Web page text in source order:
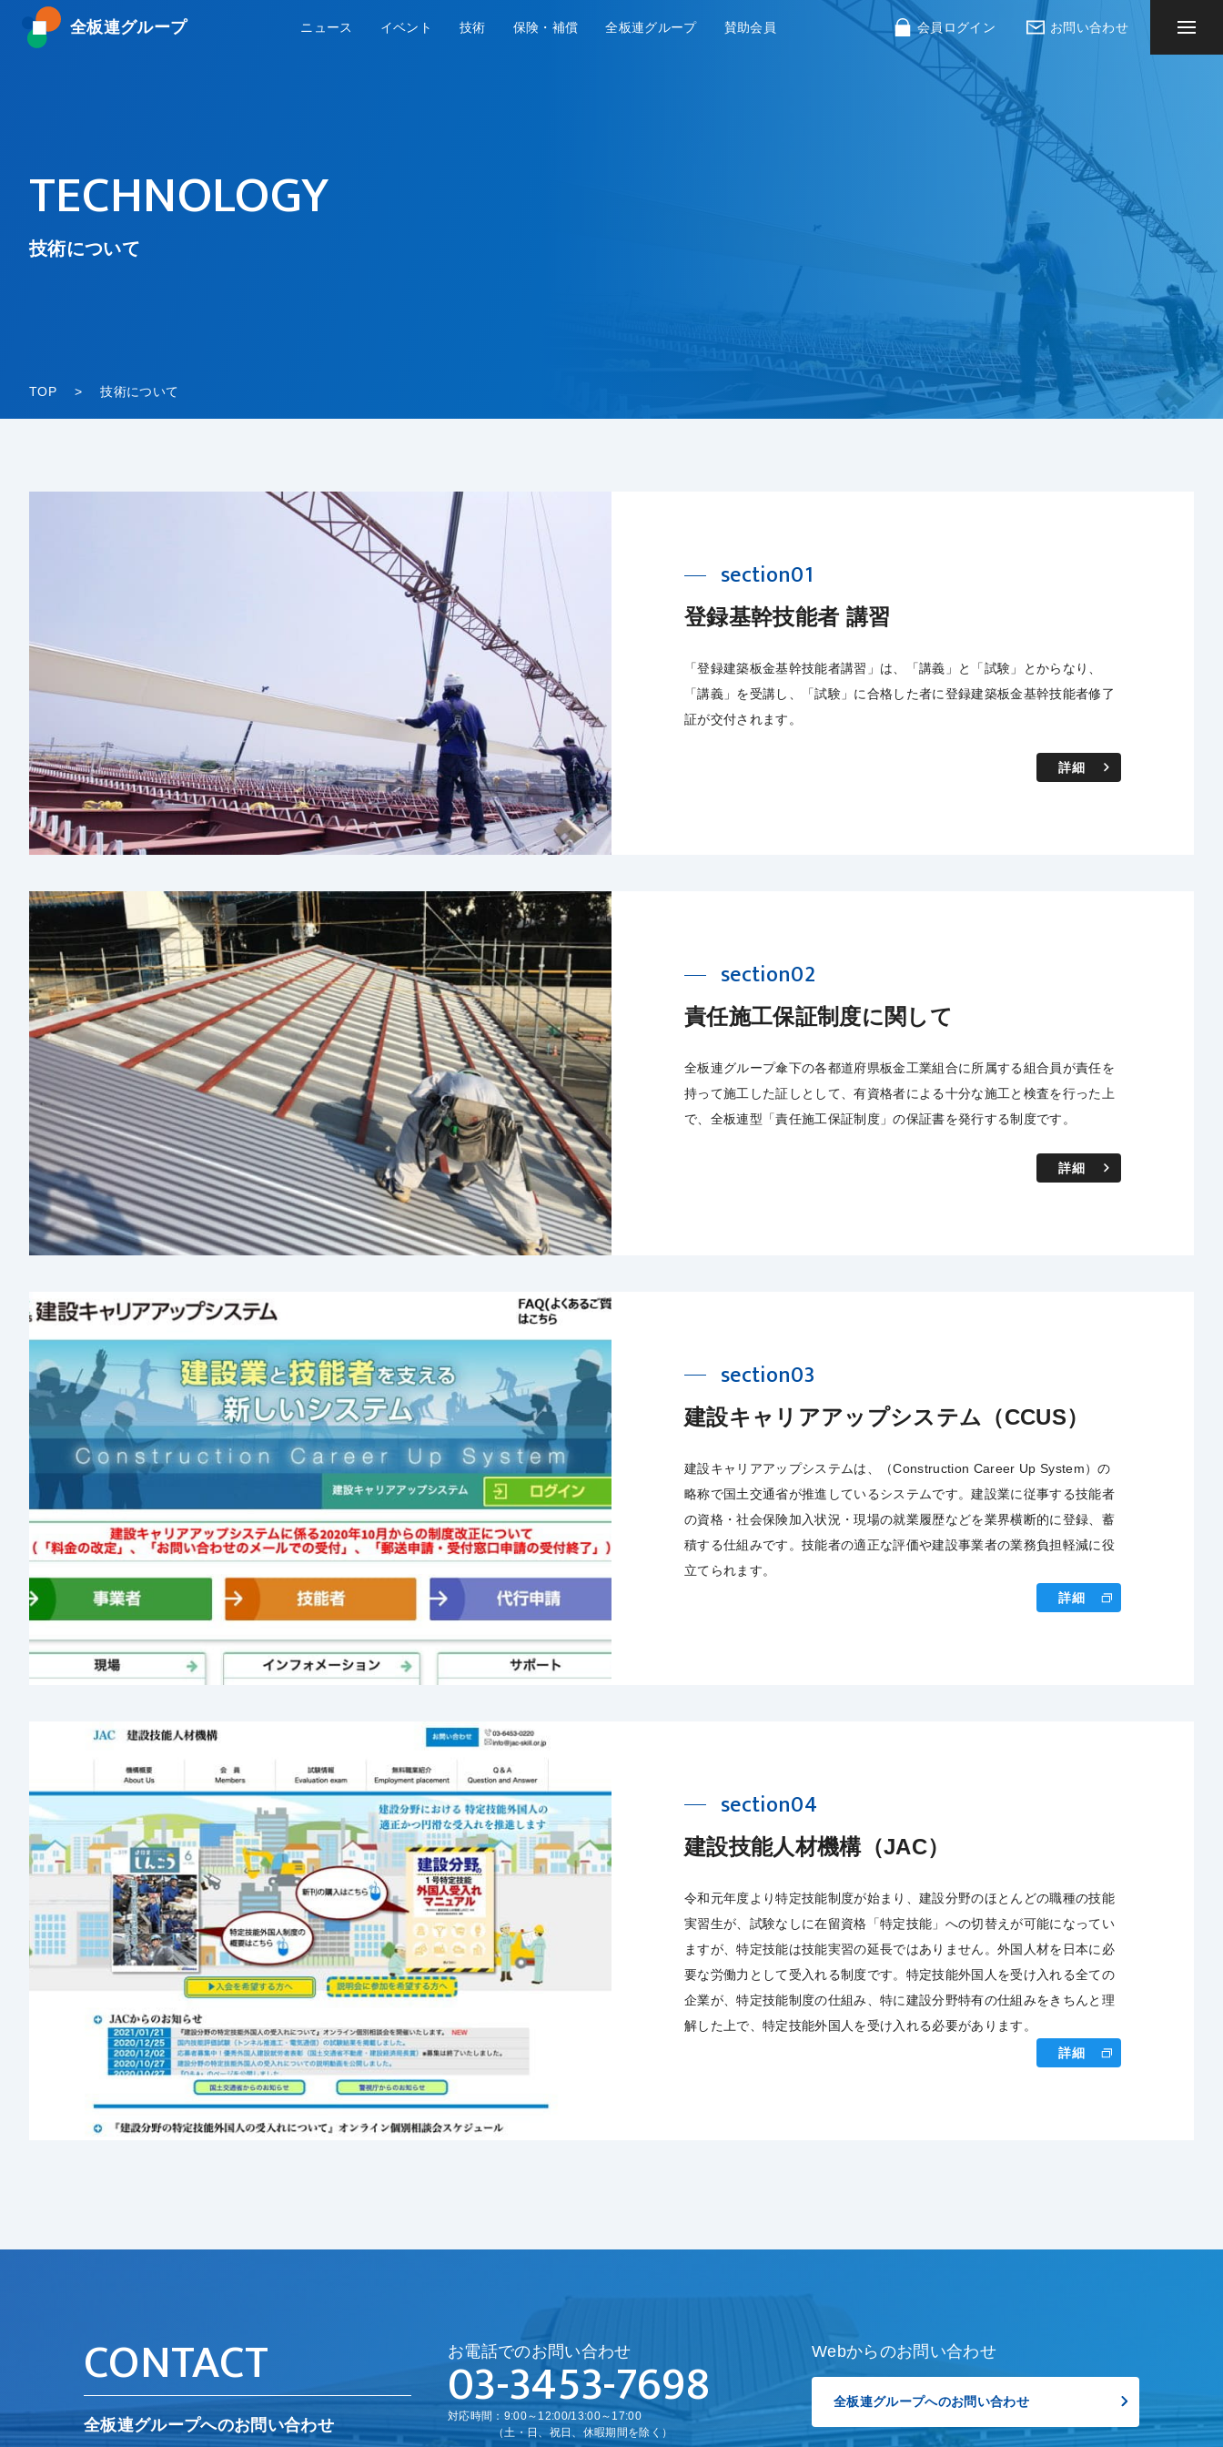
全板連グループ ニュース イベント 技術 保険・補償 全板連グループ 賛助会員 会員ログイン お問い合わせ
TECHNOLOGY
技術について
TOP 技術について
section01
登録基幹技能者 講習
「登録建築板金基幹技能者講習」は、「講義」と「試験」とからなり、
「講義」を受講し、「試験」に合格した者に登録建築板金基幹技能者修了
証が交付されます。
詳細
section02
責任施工保証制度に関して
全板連グループ傘下の各都道府県板金工業組合に所属する組合員が責任を
持って施工した証しとして、有資格者による十分な施工と検査を行った上
で、全板連型「責任施工保証制度」の保証書を発行する制度です。
詳細
section03
建設キャリアアップシステム（CCUS）
建設キャリアアップシステムは、（Construction Career Up System）の
略称で国土交通省が推進しているシステムです。建設業に従事する技能者
の資格・社会保険加入状況・現場の就業履歴などを業界横断的に登録、蓄
積する仕組みです。技能者の適正な評価や建設事業者の業務負担軽減に役
立てられます。
詳細
section04
建設技能人材機構（JAC）
令和元年度より特定技能制度が始まり、建設分野のほとんどの職種の技能
実習生が、試験なしに在留資格「特定技能」への切替えが可能になってい
ますが、特定技能は技能実習の延長ではありません。外国人材を日本に必
要な労働力として受入れる制度です。特定技能外国人を受け入れる全ての
企業が、特定技能制度の仕組み、特に建設分野特有の仕組みをきちんと理
解した上で、特定技能外国人を受け入れる必要があります。
詳細
CONTACT
全板連グループへのお問い合わせ
お電話でのお問い合わせ
03-3453-7698
対応時間：9:00～12:00/13:00～17:00
（土・日、祝日、休暇期間を除く）
Webからのお問い合わせ
全板連グループへのお問い合わせ